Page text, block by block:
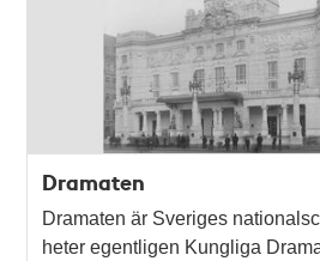
Dramaten
Dramaten är Sveriges
heter egentligen Kungliga